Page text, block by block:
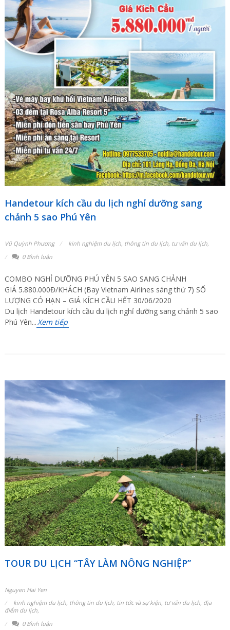
Handetour kích cầu du lịch nghỉ dưỡng sang
chảnh 5 sao Phú Yên
Vũ Quỳnh Phương kinh nghiệm du lịch, thông tin du lịch, tư vấn du lịch,
0 Bình luận
COMBO NGHỈ DƯỠNG PHÚ YÊN 5 SAO SANG CHẢNH
GIÁ 5.880.000Đ/KHÁCH (Bay Vietnam Airlines sáng thứ 7) SỐ
LƯỢNG CÓ HẠN – GIÁ KÍCH CẦU HẾT 30/06/2020
Du lịch Handetour kích cầu du lịch nghỉ dưỡng sang chảnh 5 sao
Phú Yên...Xem tiếp
TOUR DU LỊCH “TÂY LÀM NÔNG NGHIỆP”
Nguyen Hai Yen
kinh nghiệm du lịch, thông tin du lịch, tin tức và sự kiện, tư vấn du lịch, địa
điểm du lịch,
0 Bình luận